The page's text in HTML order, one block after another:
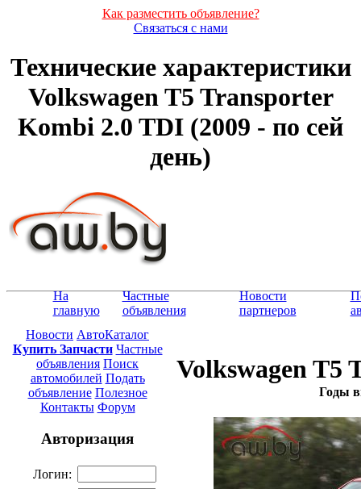
Как разместить объявление?
Связаться с нами
Технические характеристики
Volkswagen T5 Transporter
Kombi 2.0 TDI (2009 - по сей
день)
На
главную
Частные
объявления
Новости
партнеров
Новости АвтоКаталог
Купить Запчасти Частные
объявления Поиск
автомобилей Подать
объявление Полезное
Контакты Форум
Авторизация
Логин:
Volkswagen T5
Годы